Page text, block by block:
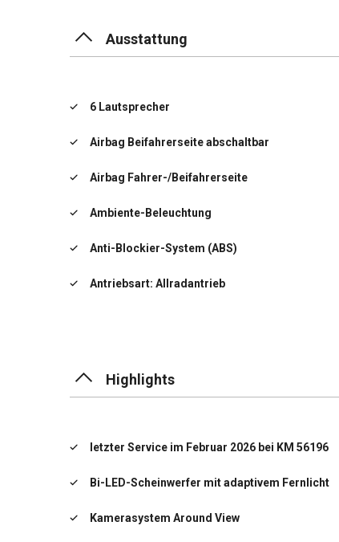
Ausstattung
6 Lautsprecher
Airbag Beifahrerseite abschaltbar
Airbag Fahrer-/Beifahrerseite
Ambiente-Beleuchtung
Anti-Blockier-System (ABS)
Antriebsart: Allradantrieb
Audio-Navigationssystem KIA (12,3"-Display)
Highlights
letzter Service im Februar 2026 bei KM 56196
Bi-LED-Scheinwerfer mit adaptivem Fernlicht
Kamerasystem Around View